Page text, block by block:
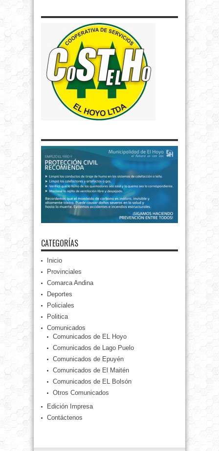
CATEGORÍAS
Inicio
Provinciales
Comarca Andina
Deportes
Policiales
Politica
Comunicados
Comunicados de EL Hoyo
Comunicados de Lago Puelo
Comunicados de Epuyén
Comunicados de El Maitén
Comunicados de EL Bolsón
Otros Comunicados
Edición Impresa
Contáctenos